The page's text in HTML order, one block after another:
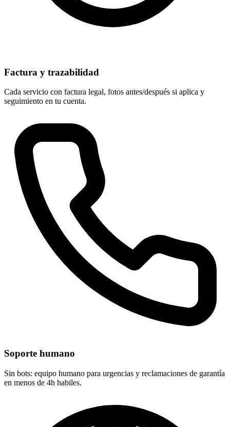
Factura y trazabilidad
Cada servicio con factura legal, fotos antes/después si aplica y
seguimiento en tu cuenta.
Soporte humano
Sin bots: equipo humano para urgencias y reclamaciones de garantía
en menos de 4h habiles.